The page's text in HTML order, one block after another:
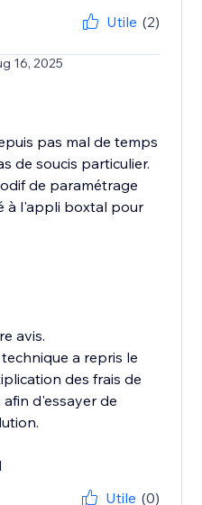
Utile (2)
16, 2025
pas mal de temps
de soucis particulier.
de paramétrage
à l'appli boxtal pour
avis.
a repris le
des frais de
d'essayer de
Utile (0)